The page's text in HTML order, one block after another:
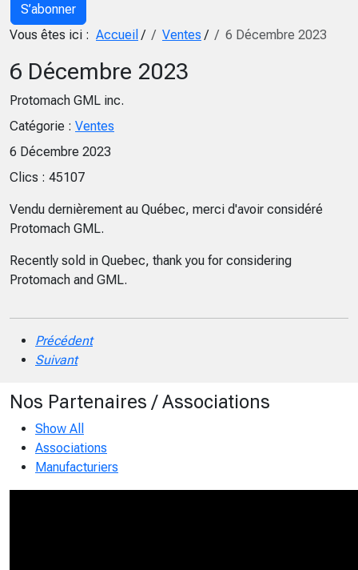
S’abonner
Vous êtes ici : Accueil / Ventes / 6 Décembre 2023
6 Décembre 2023
Protomach GML inc.
Catégorie : Ventes
6 Décembre 2023
Clics : 45107
Vendu dernièrement au Québec, merci d'avoir considéré
Protomach GML.
Recently sold in Quebec, thank you for considering
Protomach and GML.
Précédent
Suivant
Nos Partenaires / Associations
Show All
Associations
Manufacturiers